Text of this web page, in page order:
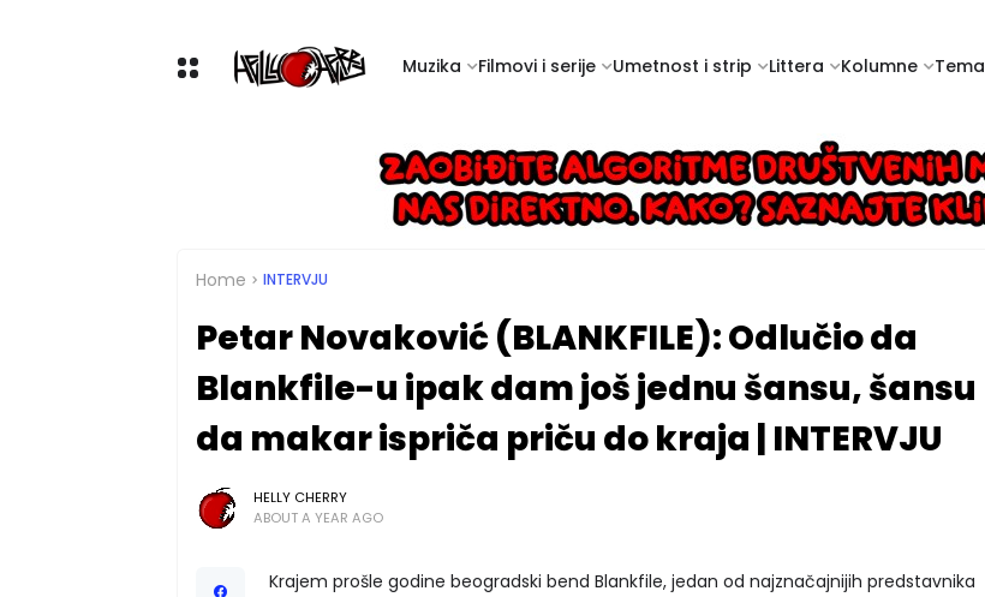
Muzika Filmovi i serije Umetnost i strip Littera Kolumne Tema
Home INTERVJU
Petar Novaković (BLANKFILE): Odlučio da
Blankfile-u ipak dam još jednu šansu, šansu
da makar ispriča priču do kraja | INTERVJU
HELLY CHERRY
ABOUT A YEAR AGO
Krajem prošle godine beogradski bend Blankfile, jedan od najznačajnijih predstavnika